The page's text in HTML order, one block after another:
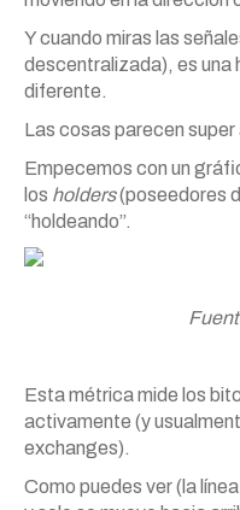
Y cuando miras las
descentralizada), es una
diferente.
Las cosas parecen
Empecemos con un
los holders(poseedores
“holdeando”.
Esta métrica mide los
activamente (y
exchanges).
Como puedes ver (la